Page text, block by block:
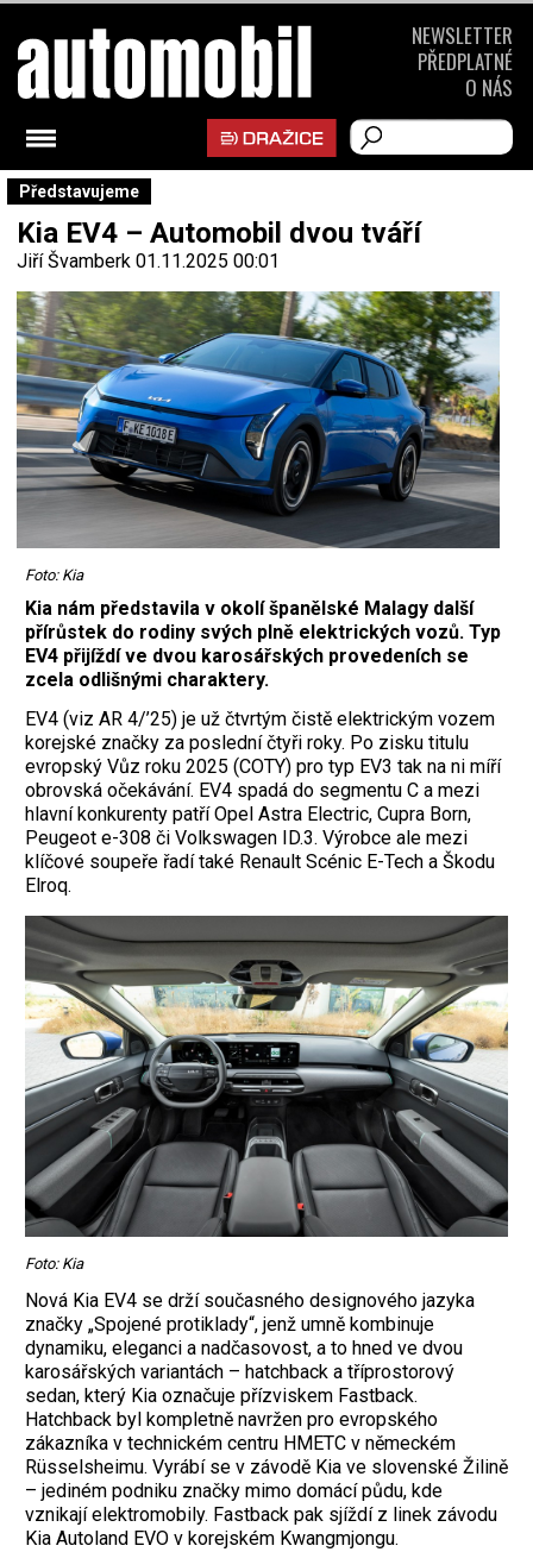
Představujeme
Kia EV4 – Automobil dvou tváří
Jiří Švamberk 01.11.2025 00:01
Foto: Kia
Kia nám představila v okolí španělské Malagy další
přírůstek do rodiny svých plně elektrických vozů. Typ
EV4 přijíždí ve dvou karosářských provedeních se
zcela odlišnými charaktery.
EV4 (viz AR 4/’25) je už čtvrtým čistě elektrickým vozem
korejské značky za poslední čtyři roky. Po zisku titulu
evropský Vůz roku 2025 (COTY) pro typ EV3 tak na ni míří
obrovská očekávání. EV4 spadá do segmentu C a mezi
hlavní konkurenty patří Opel Astra Electric, Cupra Born,
Peugeot e-308 či Volkswagen ID.3. Výrobce ale mezi
klíčové soupeře řadí také Renault Scénic E-Tech a Škodu
Elroq.
Foto: Kia
Nová Kia EV4 se drží současného designového jazyka
značky „Spojené protiklady“, jenž umně kombinuje
dynamiku, eleganci a nadčasovost, a to hned ve dvou
karosářských variantách – hatchback a tříprostorový
sedan, který Kia označuje přízviskem Fastback.
Hatchback byl kompletně navržen pro evropského
zákazníka v technickém centru HMETC v německém
Rüsselsheimu. Vyrábí se v závodě Kia ve slovenské Žilině
– jediném podniku značky mimo domácí půdu, kde
vznikají elektromobily. Fastback pak sjíždí z linek závodu
Kia Autoland EVO v korejském Kwangmjongu.
NEWSLETTER
PŘEDPLATNÉ
O NÁS